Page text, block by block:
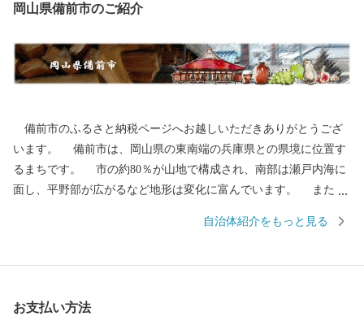
岡山県備前市のご紹介
備前市のふるさと納税ページへお越しいただきありがとうござ
います。 備前市は、岡山県の東南端の兵庫県との県境に位置す
るまちです。 市の約80％が山地で構成され、南部は瀬戸内海に
面し、平野部が広がるなど地形は変化に富んでいます。 また、
の少なさを兼ね備えた過ごしやすい環境にあります。 耐火物製
の伝統文化や歴史的遺産が数多く残る文化都市としての側面をあ
自治体紹介をもっと見る
お支払い方法